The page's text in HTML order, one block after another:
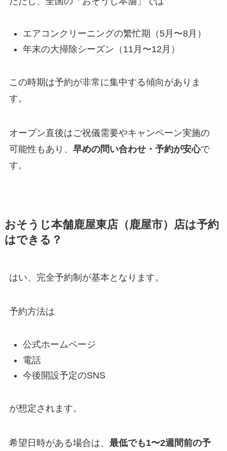
エアコンクリーニングの繁忙期（5月〜8月）
年末の大掃除シーズン（11月〜12月）
この時期は予約が非常に集中する傾向がありま
す。
オープン直後はご祝儀需要やキャンペーン実施の
可能性もあり、 早めの問い合わせ・予約が安心で
す。
おそうじ本舗鹿屋東店（鹿屋市）店は予約
はできる？
はい、完全予約制が基本となります。
予約方法は
公式ホームページ
電話
今後開設予定のSNS
が想定されます。
希望日時がある場合は、 最低でも1〜2週間前の予